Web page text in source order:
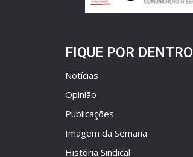
FIQUE POR DENTRO
Notícias
Opinião
Publicações
Imagem da Semana
História Sindical